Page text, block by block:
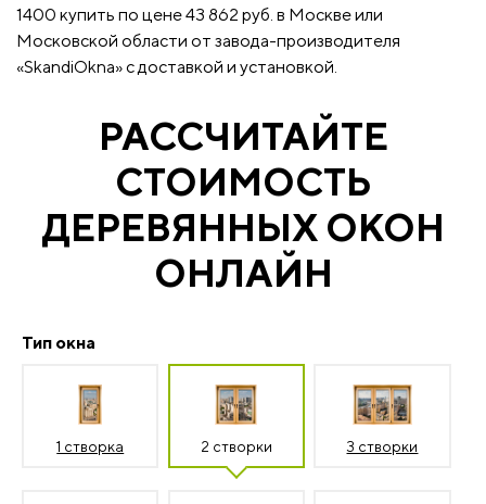
1400 купить по цене 43 862 руб. в Москве или
Московской области от завода-производителя
«SkandiOkna» с доставкой и установкой.
РАССЧИТАЙТЕ
СТОИМОСТЬ
ДЕРЕВЯННЫХ ОКОН
ОНЛАЙН
Тип окна
1 створка 2 створки 3 створки